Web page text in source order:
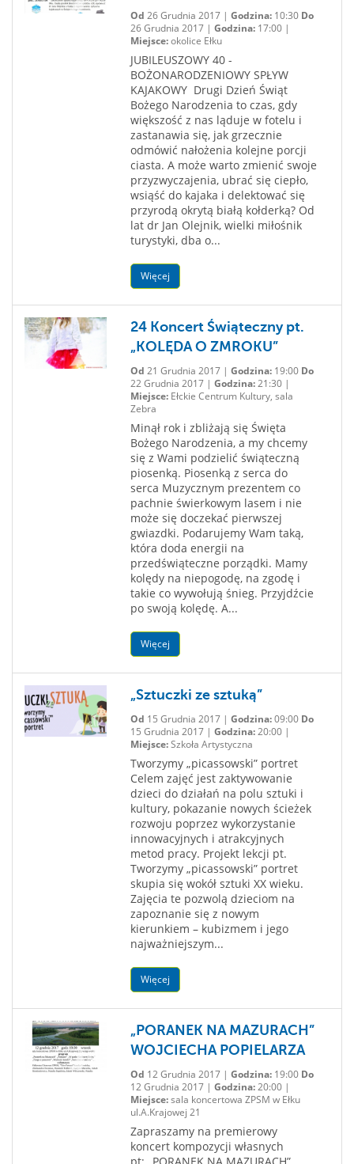
Od 26 Grudnia 2017 | Godzina:10:30 Do
26 Grudnia 2017 | Godzina:17:00 |
Miejsce:okolice Ełku
JUBILEUSZOWY 40 -
BOŻONARODZENIOWY SPŁYW
KAJAKOWY Drugi Dzień Świąt
Bożego Narodzenia to czas, gdy
większość z nas ląduje w fotelu i
zastanawia się, jak grzecznie
odmówić nałożenia kolejne porcji
ciasta. A może warto zmienić swoje
przyzwyczajenia, ubrać się ciepło,
wsiąść do kajaka i delektować się
przyrodą okrytą białą kołderką? Od
lat dr Jan Olejnik, wielki miłośnik
turystyki, dba o...
Więcej
24 Koncert Świąteczny pt.
„KOLĘDA O ZMROKU”
Od 21 Grudnia 2017 | Godzina:19:00 Do
22 Grudnia 2017 | Godzina:21:30 |
Miejsce:Ełckie Centrum Kultury, sala
Zebra
Minął rok i zbliżają się Święta
Bożego Narodzenia, a my chcemy
się z Wami podzielić świąteczną
piosenką. Piosenką z serca do
serca Muzycznym prezentem co
pachnie świerkowym lasem i nie
może się doczekać pierwszej
gwiazdki. Podarujemy Wam taką,
która doda energii na
przedświąteczne porządki. Mamy
kolędy na niepogodę, na zgodę i
takie co wywołują śnieg. Przyjdźcie
po swoją kolędę. A...
Więcej
„Sztuczki ze sztuką”
Od 15 Grudnia 2017 | Godzina:09:00 Do
15 Grudnia 2017 | Godzina:20:00 |
Miejsce:Szkoła Artystyczna
Tworzymy „picassowski” portret
Celem zajęć jest zaktywowanie
dzieci do działań na polu sztuki i
kultury, pokazanie nowych ścieżek
rozwoju poprzez wykorzystanie
innowacyjnych i atrakcyjnych
metod pracy. Projekt lekcji pt.
Tworzymy „picassowski” portret
skupia się wokół sztuki XX wieku.
Zajęcia te pozwolą dzieciom na
zapoznanie się z nowym
kierunkiem – kubizmem i jego
najważniejszym...
Więcej
„PORANEK NA MAZURACH”
WOJCIECHA POPIELARZA
Od 12 Grudnia 2017 | Godzina:19:00 Do
12 Grudnia 2017 | Godzina:20:00 |
Miejsce:sala koncertowa ZPSM w Ełku
ul.A.Krajowej 21
Zapraszamy na premierowy
koncert kompozycji własnych